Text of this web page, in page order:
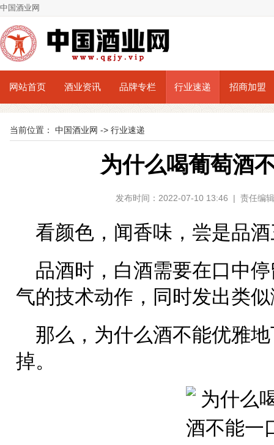
中国酒业网
网站首页 酒业资讯 品牌专栏 行业速递 招商加盟
当前位置： 中国酒业网 -> 行业速递
为什么喝葡萄酒
发布时间：2022-07-10 13:46 | 责任
看颜色，闻香味，尝是品
品酒时，白酒需要在口中
气的技术动作，同时发出类
那么，为什么酒不能优雅
掉。